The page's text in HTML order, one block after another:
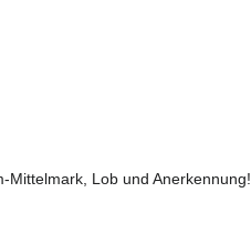
Mittelmark, Lob und Anerkennung!